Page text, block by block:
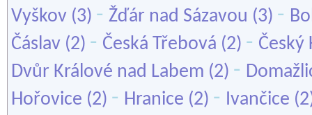
Vyškov (3) - Žďár nad Sázavou (3) -
Čáslav (2) - Česká Třebová (2) - Český
Dvůr Králové nad Labem (2) -
Hořovice (2) - Hranice (2) - Ivančice